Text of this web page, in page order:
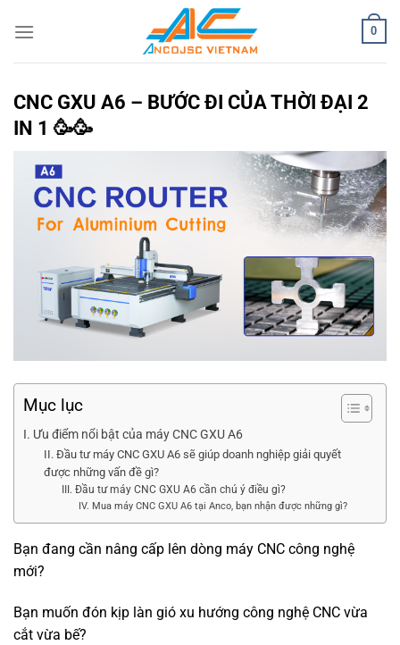
qua
0
CNC GXU A6 – BƯỚC ĐI CỦA THỜI ĐẠI 2
IN 1 🥳🥳
Mục lục
I. Ưu điểm nổi bật của máy CNC GXU A6
II. Đầu tư máy CNC GXU A6 sẽ giúp doanh nghiệp giải quyết
được những vấn đề gì?
III. Đầu tư máy CNC GXU A6 cần chú ý điều gì?
IV. Mua máy CNC GXU A6 tại Anco, bạn nhận được những gì?
Bạn đang cần nâng cấp lên dòng máy CNC công nghệ
mới?
Bạn muốn đón kịp làn gió xu hướng công nghệ CNC vừa
cắt vừa bế?